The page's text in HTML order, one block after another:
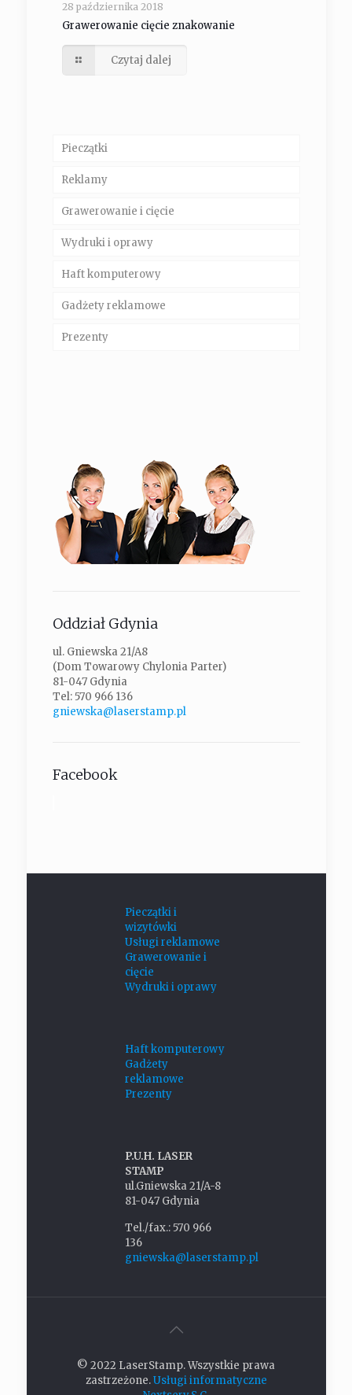
28 października 2018
Grawerowanie cięcie znakowanie
Czytaj dalej
Pieczątki
Reklamy
Grawerowanie i cięcie
Wydruki i oprawy
Haft komputerowy
Gadżety reklamowe
Prezenty
Oddział Gdynia
ul. Gniewska 21/A8
(Dom Towarowy Chylonia Parter)
81-047 Gdynia
Tel: 570 966 136
gniewska@laserstamp.pl
Facebook
Pieczątki i
wizytówki
Usługi reklamowe
Grawerowanie i
cięcie
Wydruki i oprawy
Haft komputerowy
Gadżety
reklamowe
Prezenty
P.U.H. LASER
STAMP
ul.Gniewska 21/A-8
81-047 Gdynia
Tel./fax.: 570 966
136
gniewska@laserstamp.pl
© 2022 LaserStamp. Wszystkie prawa
zastrzeżone.Usługi informatyczne